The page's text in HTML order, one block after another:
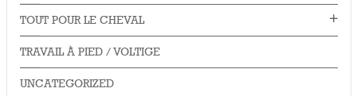
TOUT POUR LE CHEVAL
TRAVAIL À PIED / VOLTIGE
UNCATEGORIZED